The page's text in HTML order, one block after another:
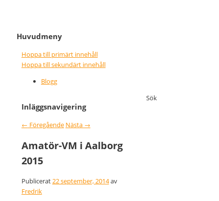
Nice wins nothing
faster
Huvudmeny
Hoppa till primärt innehåll
Hoppa till sekundärt innehåll
Blogg
Inläggsnavigering
← Föregående Nästa →
Amatör-VM i Aalborg
2015
Publicerat22 september, 2014av
Fredrik
Sök